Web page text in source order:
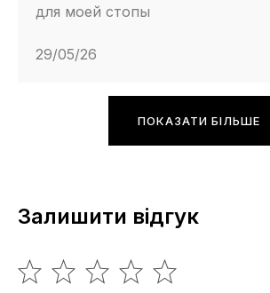
для моей стопы
29/05/26
ПОКАЗАТИ БІЛЬШЕ
Залишити відгук